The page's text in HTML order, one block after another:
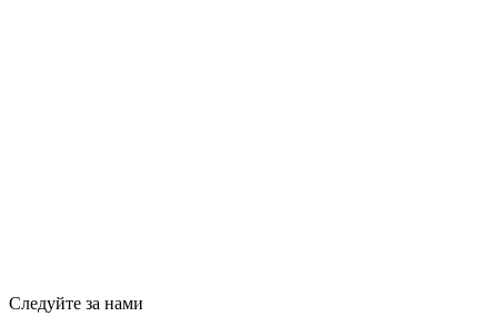
Следуйте за нами